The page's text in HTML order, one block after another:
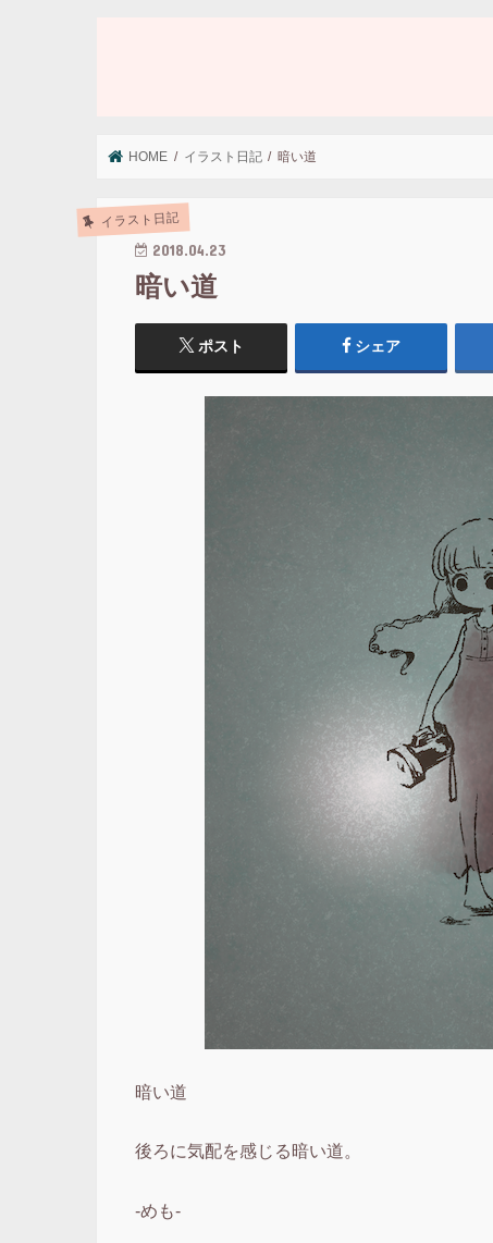
HOME イラスト日記 暗い道
イラスト日記
2018.04.23
暗い道
ポスト シェア
暗い道
後ろに気配を感じる暗い道。
-めも-